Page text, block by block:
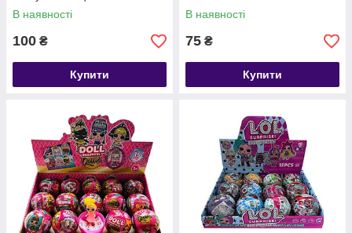
В наявності
100 ₴
Купити
В наявності
75 ₴
Купити